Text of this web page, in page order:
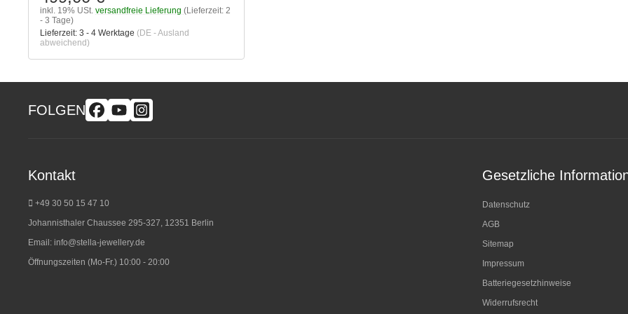
inkl. 19% USt. versandfreie Lieferung (Lieferzeit: 2
- 3 Tage)
Lieferzeit: 3 - 4 Werktage (DE - Ausland
abweichend)
FOLGEN
Kontakt
+49 30 50 15 47 10
Johannisthaler Chaussee 295-327, 12351 Berlin
Email: info@stella-jewellery.de
Öffnungszeiten (Mo-Fr.) 10:00 - 20:00
Gesetzliche
Datenschutz
AGB
Sitemap
Impressum
Batteriegesetzhinweise
Widerrufsrecht